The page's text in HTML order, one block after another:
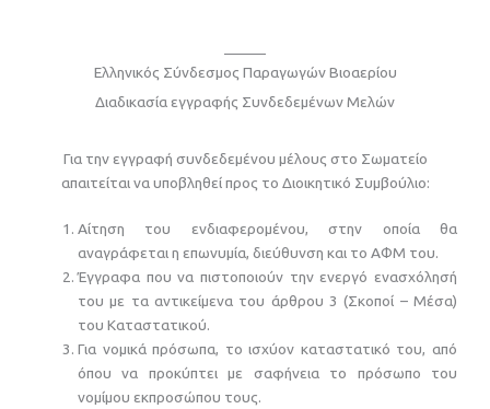
Ελληνικός Σύνδεσμος Παραγωγών Βιοαερίου
Διαδικασία εγγραφής Συνδεδεμένων Μελών
Για την εγγραφή συνδεδεμένου μέλους στο Σωματείο
απαιτείται να υποβληθεί προς το Διοικητικό Συμβούλιο:
Αίτηση του ενδιαφερομένου, στην οποία θα
αναγράφεται η επωνυμία, διεύθυνση και το ΑΦΜ του.
Έγγραφα που να πιστοποιούν την ενεργό ενασχόλησή
του με τα αντικείμενα του άρθρου 3 (Σκοποί – Μέσα)
του Καταστατικού.
Για νομικά πρόσωπα, το ισχύον καταστατικό του, από
όπου να προκύπτει με σαφήνεια το πρόσωπο του
νομίμου εκπροσώπου τους.